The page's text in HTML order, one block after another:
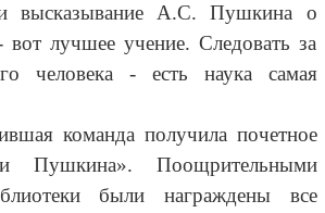
высказывание А.С. Пушкина о
вот лучшее учение. Следовать за
человека - есть наука самая
команда получила почетное
Пушкина». Поощрительными
были награждены все